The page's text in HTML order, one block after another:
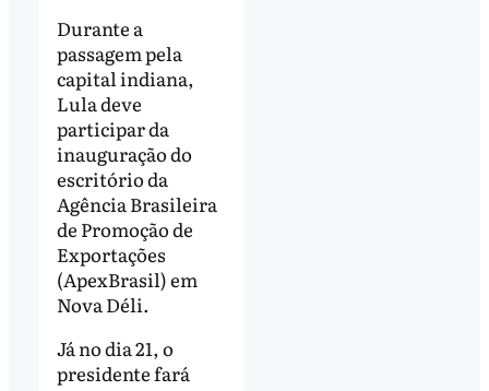
Durante a
passagem pela
capital indiana,
Lula deve
participar da
inauguração do
escritório da
Agência Brasileira
de Promoção de
Exportações
(ApexBrasil) em
Nova Déli.
Já no dia 21, o
presidente fará